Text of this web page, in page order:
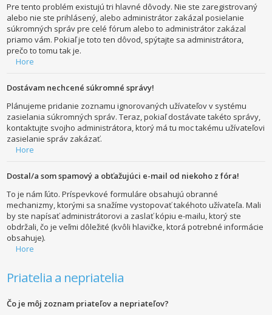
Pre tento problém existujú tri hlavné dôvody. Nie ste zaregistrovaný
alebo nie ste prihlásený, alebo administrátor zakázal posielanie
súkromných správ pre celé fórum alebo to administrátor zakázal
priamo vám. Pokiaľ je toto ten dôvod, spýtajte sa administrátora,
prečo to tomu tak je.
Hore
Dostávam nechcené súkromné správy!
Plánujeme pridanie zoznamu ignorovaných užívateľov v systému
zasielania súkromných správ. Teraz, pokiaľ dostávate takéto správy,
kontaktujte svojho administrátora, ktorý má tu moc takému užívateľovi
zasielanie správ zakázať.
Hore
Dostal/a som spamový a obťažujúci e-mail od niekoho z fóra!
To je nám ľúto. Príspevkové formuláre obsahujú obranné
mechanizmy, ktorými sa snažíme vystopovať takéhoto užívateľa. Mali
by ste napísať administrátorovi a zaslať kópiu e-mailu, ktorý ste
obdržali, čo je veľmi dôležité (kvôli hlavičke, ktorá potrebné informácie
obsahuje).
Hore
Priatelia a nepriatelia
Čo je môj zoznam priateľov a nepriateľov?